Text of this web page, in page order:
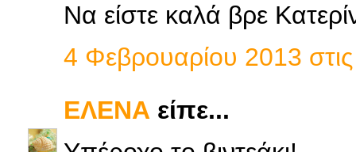
Να είστε καλά βρε
4 Φεβρουαρίου 2013
ΕΛΕΝΑ είπε...